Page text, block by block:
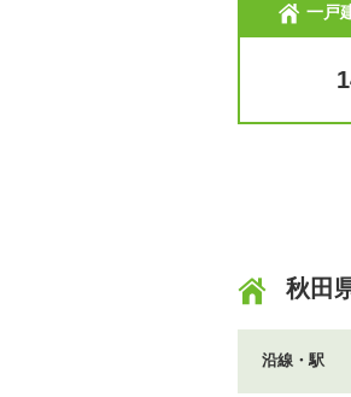
一戸
秋田
沿線・駅